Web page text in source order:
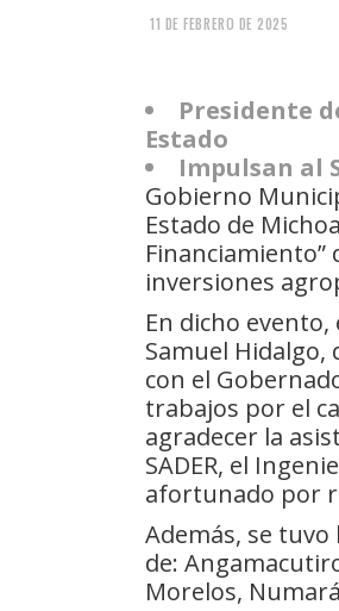
11 DE FEBRERO DE 2025
Presidente
Estado
Impulsan al
Gobierno
Estado de
Financiamiento”
inversiones
En dicho
Samuel
con el
trabajos por el
agradecer la
SADER, el
afortunado por
Además, se
de:
Morelos,